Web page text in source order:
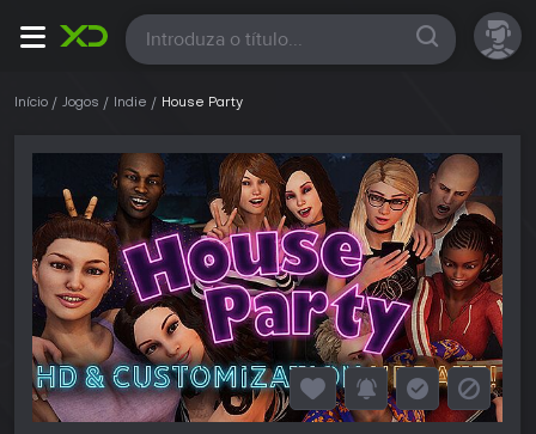
Todas
Início Jogos Indie House Party